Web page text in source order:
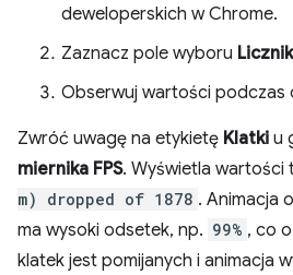
deweloperskich w Chrome.
Zaznacz pole wyboru
Obserwuj wartości podczas
Zwróć uwagę na etykietę Klatki u
miernika FPS. Wyświetla wartości
m) dropped of 1878 . Animacja
ma wysoki odsetek, np. 99% , co
klatek jest pomijanych i animacja